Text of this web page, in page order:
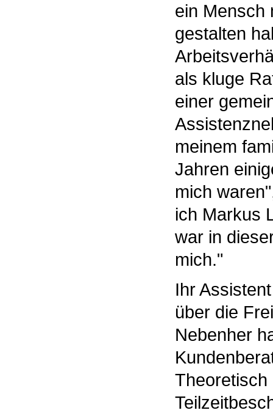
ein Mensch
gestalten
als kluge
einer
meinem
Jahren
mich
ich Markus
war in
mich."
Ihr
über die
Nebenher
Theoretisch